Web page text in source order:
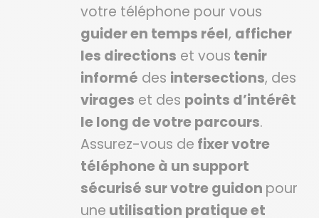
votre téléphone pour vous
guider en temps réel, afficher
les directions et vous tenir
informé des intersections, des
virages et des points d’intérêt
le long de votre parcours.
Assurez-vous de fixer votre
téléphone à un support
sécurisé sur votre guidon pour
une utilisation pratique et